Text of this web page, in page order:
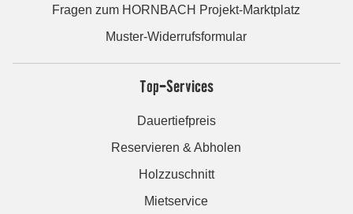
Fragen zum HORNBACH Projekt-Marktplatz
Muster-Widerrufsformular
Top-Services
Dauertiefpreis
Reservieren & Abholen
Holzzuschnitt
Mietservice